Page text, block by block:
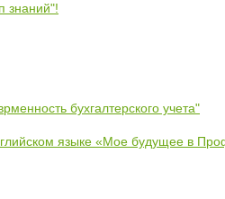
знаний"!
бухгалтерского учета"
языке «Мое будущее в